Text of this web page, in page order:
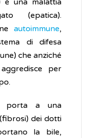
è una malattia
(epatica).
autoimmune,
di difesa
che anziché
aggredisce per
porta a una
dei dotti
la bile,